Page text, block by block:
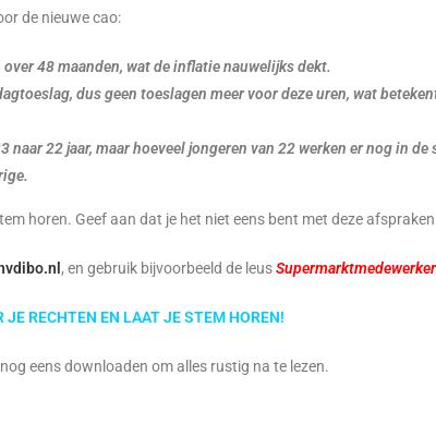
de nieuwe cao:
48 maanden, wat de inflatie nauwelijks dekt.
dus geen toeslagen meer voor deze uren, wat
22 jaar, maar hoeveel jongeren van 22 werken er nog in de
horen. Geef aan dat je het niet eens bent met deze afspraken.
, en gebruik bijvoorbeeld de leus
JE RECHTEN EN LAAT JE STEM HOREN!
eens downloaden om alles rustig na te lezen.